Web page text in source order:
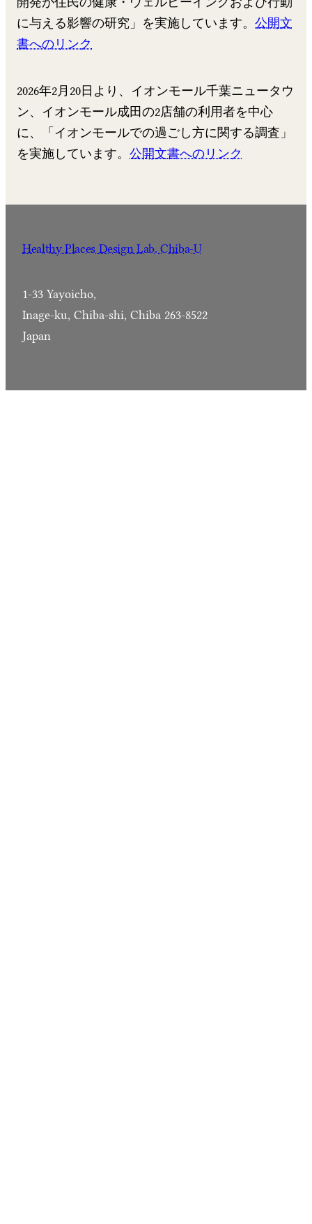
に与える影響の研究」を実施しています。公開文
書へのリンク
2026年2月20日より、イオンモール千葉ニュータウ
ン、イオンモール成田の2店舗の利用者を中心
に、「イオンモールでの過ごし方に関する調査」
を実施しています。公開文書へのリンク
Healthy Places Design Lab. Chiba-U
1-33 Yayoicho,
Inage-ku, Chiba-shi, Chiba 263-8522
Japan